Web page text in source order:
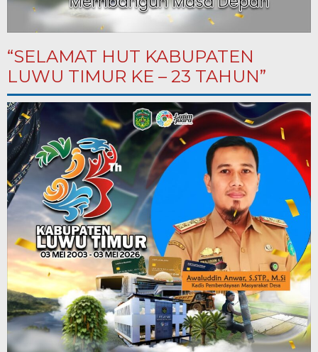
“SELAMAT HUT KABUPATEN
LUWU TIMUR KE – 23 TAHUN”